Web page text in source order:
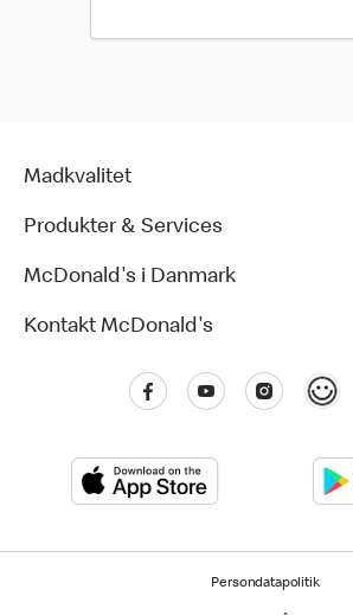
Madkvalitet
Produkter & Services
McDonald's i Danmark
Kontakt McDonald's
Persondatapolitik